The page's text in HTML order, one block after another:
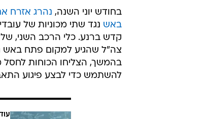
בחודש יוני השנה, נהרג אזרח
באש נגד שתי מכוניות של
קדש ברנע. כלי הרכב השני,
צה"ל שהגיע למקום פתח באש
בהמשך, הצליחו הכוחות לחסל
להשתמש כדי לבצע פיגוע